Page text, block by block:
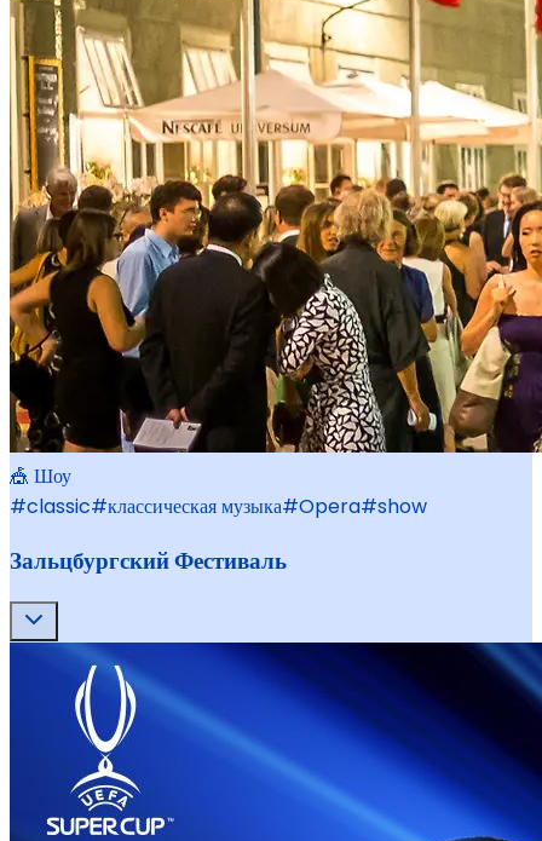
🎪 Шоу
#classic#классическая музыка#Opera#show
Зальцбургский Фестиваль